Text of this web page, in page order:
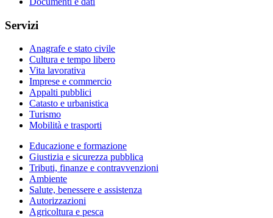
Servizi
Anagrafe e stato civile
Cultura e tempo libero
Vita lavorativa
Imprese e commercio
Appalti pubblici
Catasto e urbanistica
Turismo
Mobilità e trasporti
Educazione e formazione
Giustizia e sicurezza pubblica
Tributi, finanze e contravvenzioni
Ambiente
Salute, benessere e assistenza
Autorizzazioni
Agricoltura e pesca